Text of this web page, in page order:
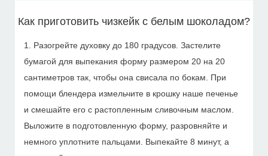
Как приготовить чизкейк с белым шоколадом?
1. Разогрейте духовку до 180 градусов. Застелите
бумагой для выпекания форму размером 20 на 20
сантиметров так, чтобы она свисала по бокам. При
помощи блендера измельчите в крошку наше печенье
и смешайте его с растопленным сливочным маслом.
Выложите в подготовленную форму, разровняйте и
немного уплотните пальцами. Выпекайте 8 минут, а